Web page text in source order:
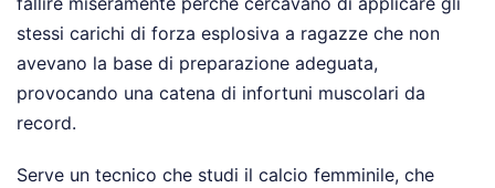
stessi carichi di forza esplosiva a ragazze che non
avevano la base di preparazione adeguata,
provocando una catena di infortuni muscolari da
record.
Serve un tecnico che studi il calcio femminile, che